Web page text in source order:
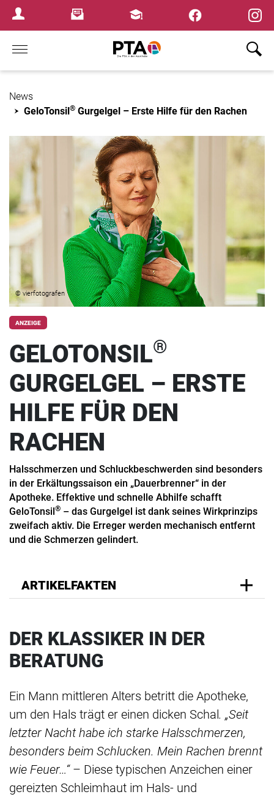
Login MenuNewsletterFortbildungen
Home
News
GeloTonsil® Gurgelgel – Erste Hilfe für den Rachen
© vierfotografen
ANZEIGE
GELOTONSIL®
GURGELGEL – ERSTE
HILFE FÜR DEN
RACHEN
Halsschmerzen und Schluckbeschwerden sind besonders
in der Erkältungssaison ein „Dauerbrenner“ in der
Apotheke. Effektive und schnelle Abhilfe schafft
GeloTonsil® – das Gurgelgel ist dank seines Wirkprinzips
zweifach aktiv. Die Erreger werden mechanisch entfernt
und die Schmerzen gelindert.
ARTIKELFAKTEN
DER KLASSIKER IN DER
BERATUNG
Ein Mann mittleren Alters betritt die Apotheke,
um den Hals trägt er einen dicken Schal. „Seit
letzter Nacht habe ich starke Halsschmerzen,
besonders beim Schlucken. Mein Rachen brennt
wie Feuer…“– Diese typischen Anzeichen einer
gereizten Schleimhaut im Hals- und
×